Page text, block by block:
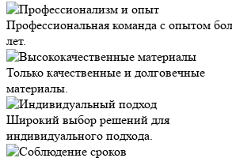
Профессиональная команда с опытом
лет.
Только качественные и долговечные
материалы.
Широкий выбор решений для
индивидуального подхода.